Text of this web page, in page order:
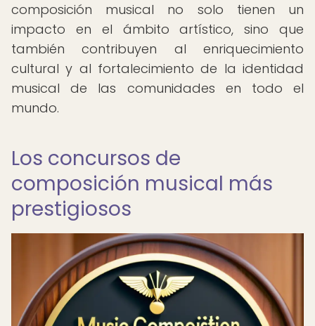
composición musical no solo tienen un
impacto en el ámbito artístico, sino que
también contribuyen al enriquecimiento
cultural y al fortalecimiento de la identidad
musical de las comunidades en todo el
mundo.
Los concursos de
composición musical más
prestigiosos